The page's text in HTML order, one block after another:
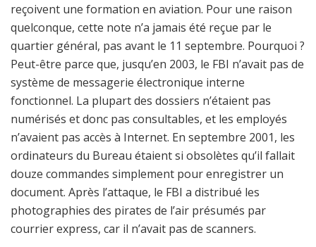
reçoivent une formation en aviation. Pour une raison
quelconque, cette note n’a jamais été reçue par le
quartier général, pas avant le 11 septembre. Pourquoi ?
Peut-être parce que, jusqu’en 2003, le FBI n’avait pas de
système de messagerie électronique interne
fonctionnel. La plupart des dossiers n’étaient pas
numérisés et donc pas consultables, et les employés
n’avaient pas accès à Internet. En septembre 2001, les
ordinateurs du Bureau étaient si obsolètes qu’il fallait
douze commandes simplement pour enregistrer un
document. Après l’attaque, le FBI a distribué les
photographies des pirates de l’air présumés par
courrier express, car il n’avait pas de scanners.